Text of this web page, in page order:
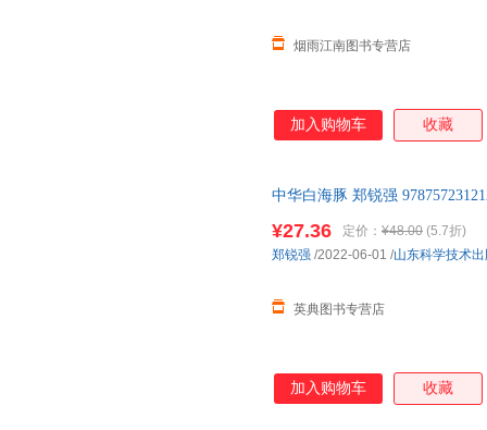
烟雨江南图书专营店
加入购物车 收藏
中华白海豚 郑锐强
¥27.36 定价： ¥48.00 (5.7折)
英典图书专营店
郑锐强 /2022-06-01 /山东科学技术
加入购物车 收藏